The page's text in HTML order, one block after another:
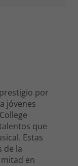
por
jóvenes
que
Estas
de la
en